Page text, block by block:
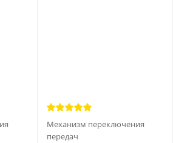
Механизм переключения
передач